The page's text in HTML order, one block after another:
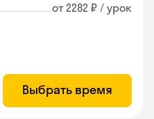
от 2282 ₽ / урок
Выбрать время